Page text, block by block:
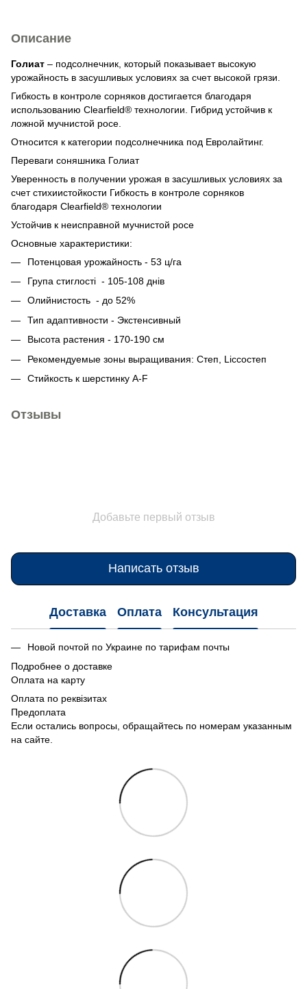
Описание
Голиат – подсолнечник, который показывает высокую
урожайность в засушливых условиях за счет высокой грязи.
Гибкость в контроле сорняков достигается благодаря
использованию Clearfield® технологии. Гибрид устойчив к
ложной мучнистой росе.
Относится к категории подсолнечника под Евролайтинг.
Переваги соняшника Голиат
Уверенность в получении урожая в засушливых условиях за
счет стихиистойкости Гибкость в контроле сорняков
благодаря Clearfield® технологии
Устойчив к неисправной мучнистой росе
Основные характеристики:
Потенцовая урожайность - 53 ц/га
Група стиглостi - 105-108 днiв
Олийнистость - до 52%
Тип адаптивности - Экстенсивный
Высота растения - 170-190 см
Рекомендуемые зоны выращивания: Степ, Liссостеп
Стийкость к шерстинку A-F
Отзывы
Добавьте первый отзыв
Написать отзыв
Доставка Оплата Консультация
Новой почтой по Украине по тарифам почты
Подробнее о доставке
Оплата на карту
Оплата по реквізитах
Предоплата
Если остались вопросы, обращайтесь по номерам указанным
на сайте.